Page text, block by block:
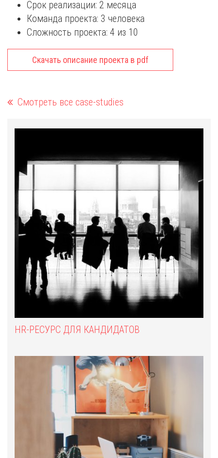
Срок реализации: 2 месяца
Команда проекта: 3 человека
Сложность проекта: 4 из 10
Скачать описание проекта в pdf
Смотреть все case-studies
HR-РЕСУРС ДЛЯ КАНДИДАТОВ